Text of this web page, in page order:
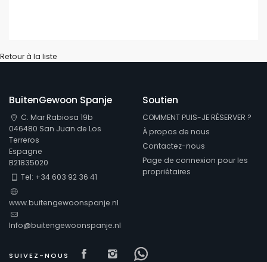
Distances
Confort
Prestations de service
Retour à la liste
BuitenGewoon Spanje
C. Mar Rabiosa 19b
046480 San Juan de Los
Terreros
Espagne
B21835020
Tel: +34 603 92 36 41
www.buitengewoonspanje.nl
Info@buitengewoonspanje.nl
SUIVEZ-NOUS Visit our Facebook page
Visit our isntagram page
Soutien
COMMENT PUIS-JE RÉSERVER ?
À propos de nous
Contactez-nous
Page de connexion pour les
propriétaires